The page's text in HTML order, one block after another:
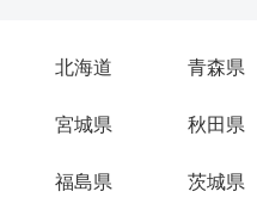
北海道 青森県
宮城県 秋田県
福島県 茨城県